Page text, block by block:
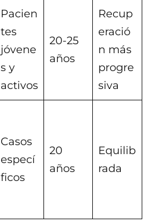
Pacien
tes
jóvene
s y
activos
20-25
años
Recup
eració
n más
progre
siva
Casos
especí
ficos
20
años
Equilib
rada